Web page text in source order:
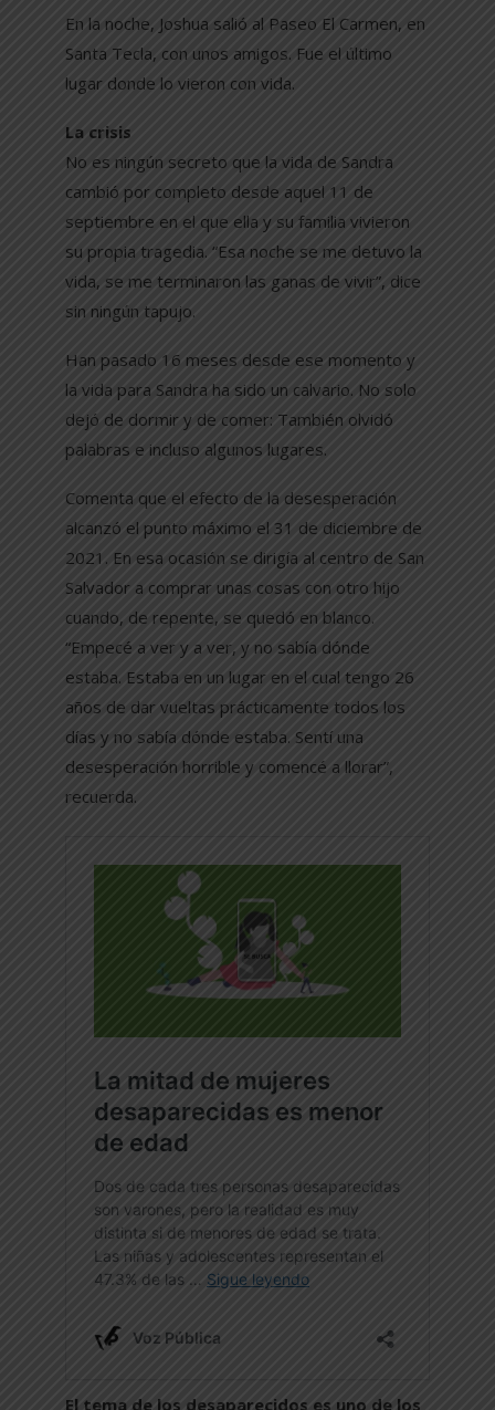
En la noche, Joshua salió al Paseo El Carmen, en
Santa Tecla, con unos amigos. Fue el último
lugar donde lo vieron con vida.
La crisis
No es ningún secreto que la vida de Sandra
cambió por completo desde aquel 11 de
septiembre en el que ella y su familia vivieron
su propia tragedia. “Esa noche se me detuvo la
vida, se me terminaron las ganas de vivir”, dice
sin ningún tapujo.
Han pasado 16 meses desde ese momento y
la vida para Sandra ha sido un calvario. No solo
dejó de dormir y de comer: También olvidó
palabras e incluso algunos lugares.
Comenta que el efecto de la desesperación
alcanzó el punto máximo el 31 de diciembre de
2021. En esa ocasión se dirigía al centro de San
Salvador a comprar unas cosas con otro hijo
cuando, de repente, se quedó en blanco.
“Empecé a ver y a ver, y no sabía dónde
estaba. Estaba en un lugar en el cual tengo 26
años de dar vueltas prácticamente todos los
días y no sabía dónde estaba. Sentí una
desesperación horrible y comencé a llorar”,
recuerda.
El tema de los desaparecidos es uno de los